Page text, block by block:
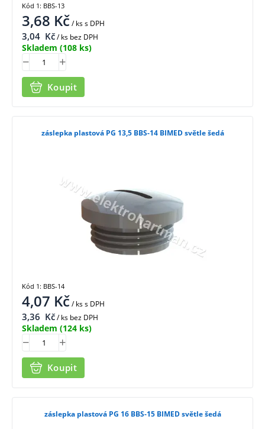
3,68 Kč/ kss DPH
3,04 Kč/ ks bez DPH
Skladem (108 ks)
Koupit
Kód 1: BBS-13
záslepka plastová PG 13,5 BBS-14 BIMED světle šedá
4,07 Kč/ kss DPH
3,36 Kč/ ks bez DPH
Skladem (124 ks)
Koupit
Kód 1: BBS-14
záslepka plastová PG 16 BBS-15 BIMED světle šedá